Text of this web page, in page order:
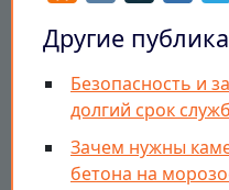
Другие
Безопасность и
долгий срок
Зачем нужны
бетона на